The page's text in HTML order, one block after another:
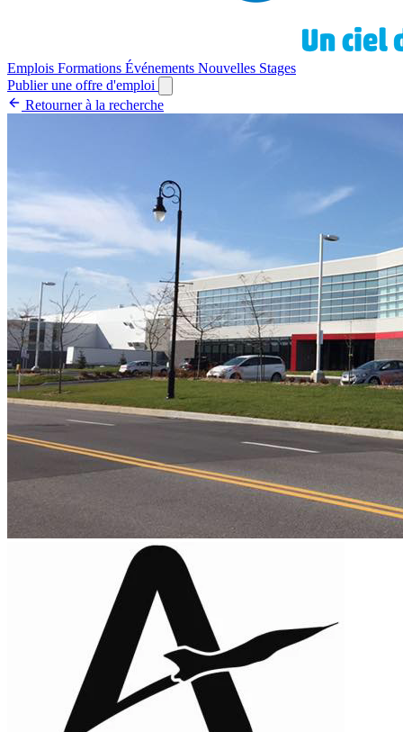
Emplois Formations Événements Nouvelles Stages
Publier une offre d'emploi
Retourner à la recherche